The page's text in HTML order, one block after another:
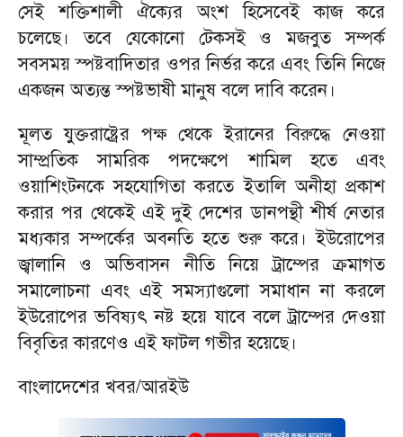
সেই শক্তিশালী ঐক্যের অংশ হিসেবেই কাজ করে
চলেছে। তবে যেকোনো টেকসই ও মজবুত সম্পর্ক
সবসময় স্পষ্টবাদিতার ওপর নির্ভর করে এবং তিনি নিজে
একজন অত্যন্ত স্পষ্টভাষী মানুষ বলে দাবি করেন।
মূলত যুক্তরাষ্ট্রের পক্ষ থেকে ইরানের বিরুদ্ধে নেওয়া
সাম্প্রতিক সামরিক পদক্ষেপে শামিল হতে এবং
ওয়াশিংটনকে সহযোগিতা করতে ইতালি অনীহা প্রকাশ
করার পর থেকেই এই দুই দেশের ডানপন্থী শীর্ষ নেতার
মধ্যকার সম্পর্কের অবনতি হতে শুরু করে। ইউরোপের
জ্বালানি ও অভিবাসন নীতি নিয়ে ট্রাম্পের ক্রমাগত
সমালোচনা এবং এই সমস্যাগুলো সমাধান না করলে
ইউরোপের ভবিষ্যৎ নষ্ট হয়ে যাবে বলে ট্রাম্পের দেওয়া
বিবৃতির কারণেও এই ফাটল গভীর হয়েছে।
বাংলাদেশের খবর/আরইউ